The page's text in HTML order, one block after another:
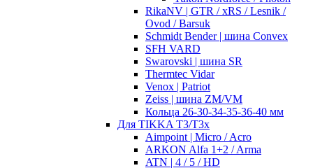
RikaNV | GTR / xRS / Lesnik /
Ovod / Barsuk
Schmidt Bender | шина Convex
SFH VARD
Swarovski | шина SR
Thermtec Vidar
Venox | Patriot
Zeiss | шина ZM/VM
Кольца 26-30-34-35-36-40 мм
Для TIKKA T3/T3x
Aimpoint | Micro / Acro
ARKON Alfa 1+2 / Arma
ATN | 4 / 5 / HD